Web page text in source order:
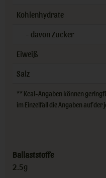
Kohlenhydrate
- davon Zucker
Eiweiß
Salz
** Kcal-Angaben können
im Einzelfall die Angaben auf
Ballaststoffe
2.5g